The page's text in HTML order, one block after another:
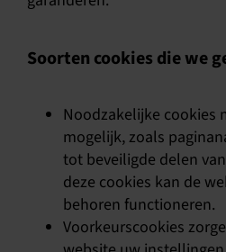
Soorten cookies die we
Noodzakelijke cookies
mogelijk, zoals
tot beveiligde delen
deze cookies kan de
behoren functioneren.
Voorkeurscookies